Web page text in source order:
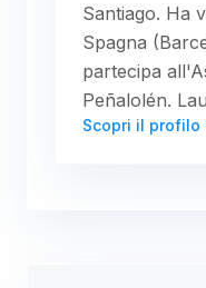
Santiago. Ha
Spagna
partecipa
Peñalolén.
Scopri il